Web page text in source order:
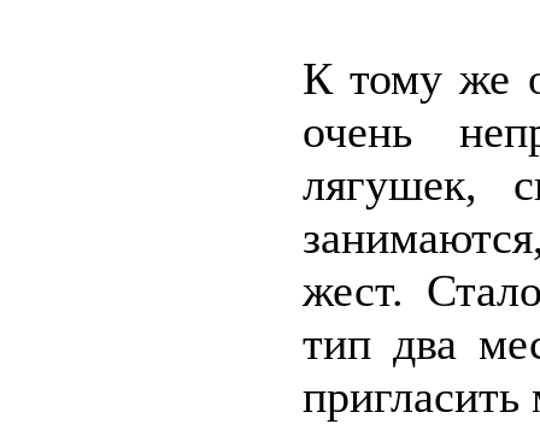
К тому же
очень
лягушек,
жест.
тип два
пригласить